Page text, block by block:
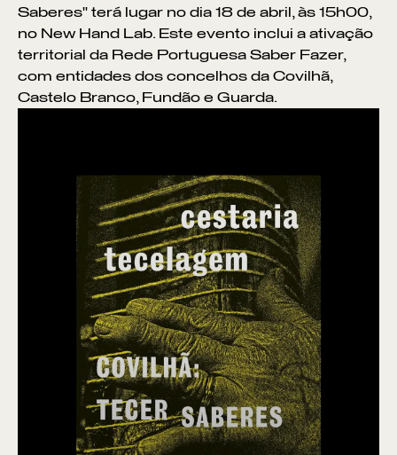
Saberes" terá lugar no dia 18 de abril, às 15h00,
no New Hand Lab. Este evento inclui a ativação
territorial da Rede Portuguesa Saber Fazer,
com entidades dos concelhos da Covilhã,
Castelo Branco, Fundão e Guarda.